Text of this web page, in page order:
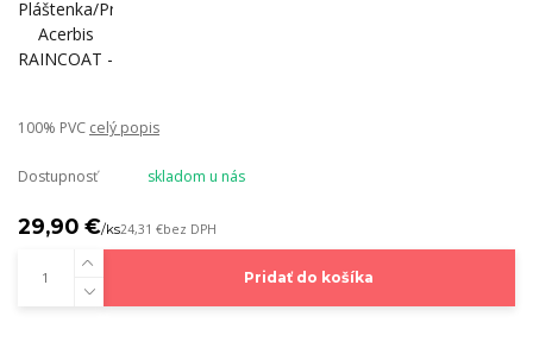
100% PVC celý popis
Dostupnosť skladom u nás
29,90 €/ks24,31 €bez DPH
Pridať do košíka